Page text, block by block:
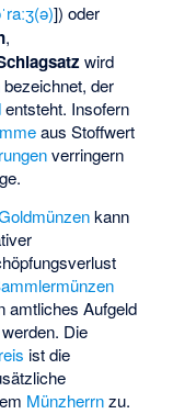
]) oder
,
wird
bezeichnet, der
entsteht. Insofern
aus Stoffwert
verringern
kann
amtlichesAufgeld
Die
ist die
Münzherrnzu.